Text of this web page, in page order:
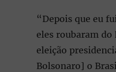
“Depois que eu
eles roubaram do
eleição
Bolsonaro] o